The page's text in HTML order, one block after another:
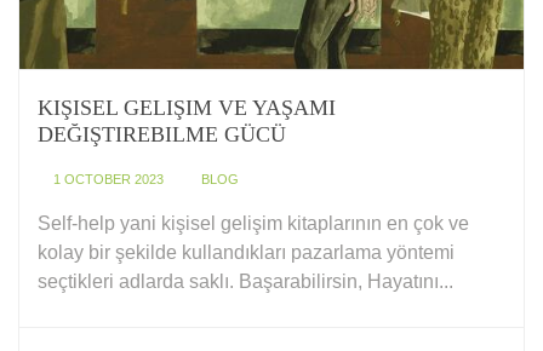
KIŞISEL GELIŞIM VE YAŞAMI
DEĞIŞTIREBILME GÜCÜ
1 OCTOBER 2023 BLOG
Self-help yani kişisel gelişim kitaplarının en çok ve
kolay bir şekilde kullandıkları pazarlama yöntemi
seçtikleri adlarda saklı. Başarabilirsin, Hayatını...